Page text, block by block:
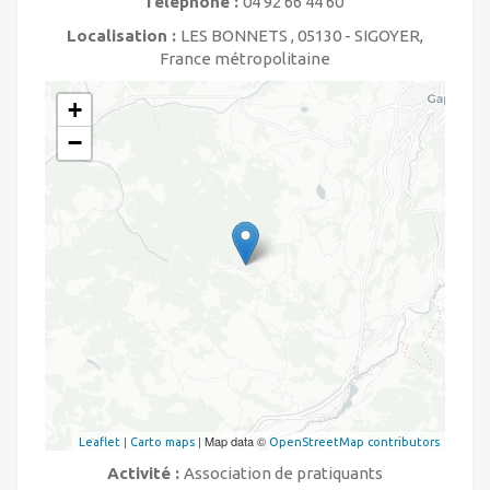
Localisation : LES BONNETS , 05130 - SIGOYER,
France métropolitaine
+
−
Leaflet | Carto maps | Map data © OpenStreetMap contributors
Activité : Association de pratiquants